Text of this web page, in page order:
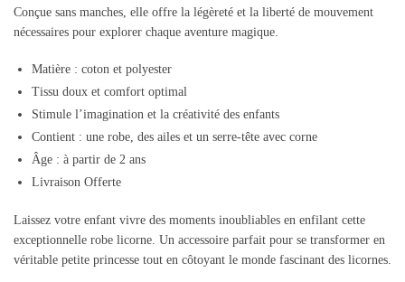
Conçue sans manches, elle offre la légèreté et la liberté de mouvement
nécessaires pour explorer chaque aventure magique.
Matière : coton et polyester
Tissu doux et comfort optimal
Stimule l’imagination et la créativité des enfants
Contient : une robe, des ailes et un serre-tête avec corne
Âge : à partir de 2 ans
Livraison Offerte
Laissez votre enfant vivre des moments inoubliables en enfilant cette
exceptionnelle robe licorne. Un accessoire parfait pour se transformer en
véritable petite princesse tout en côtoyant le monde fascinant des licornes.